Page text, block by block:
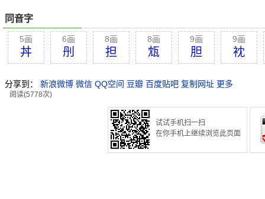
同音字
5画
丼
6画
刐
8画
担
8画
瓭
9画
胆
9画
衴
分享到： 新浪微博 微信 QQ空间 豆瓣 百度贴吧 复制网址 更多
阅读(5778次)
试试手机扫一扫
在你手机上继续浏览此页面